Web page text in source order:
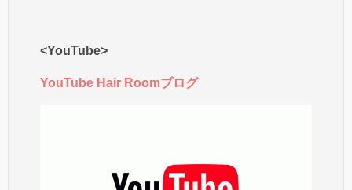
<YouTube>
YouTube Hair Roomブログ